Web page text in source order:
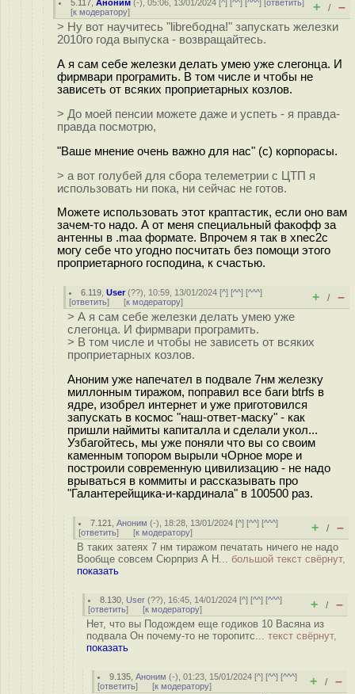
5.117 ,Аноним (-), 05:06, 13/01/2024 [^] [^^] [^^^] [ответить]
[к модератору] + / –
> Ну вот научитесь "libreбодна!" запускать железки
2010го года выпуска - возвращайтесь.
А я сам себе железки делать умею уже слегонца. И
фирмвари програмить. В том числе и чтобы не
зависеть от всяких проприетарных козлов.
> До моей пенсии можете даже и успеть - я правда-
правда посмотрю,
"Ваше мнение очень важно для нас" (c) корпорасы.
> а вот голубей для сбора телеметрии с ЦТП я
использовать ни пока, ни сейчас не готов.
Можете использовать этот краптастик, если оно вам
зачем-то надо. А от меня специальный факофф за
антенны в .maa формате. Впрочем я так в xnec2c
могу себе что угодно посчитать без помощи этого
проприетарного господина, к счастью.
6.119 ,User(??), 10:59, 13/01/2024 [^] [^^] [^^^]
[ответить] [к модератору] + / –
> А я сам себе железки делать умею уже
слегонца. И фирмвари програмить.
> В том числе и чтобы не зависеть от всяких
проприетарных козлов.
Аноним уже напечател в подвале 7нм железку
миллонным тиражом, поправил все баги btrfs в
ядре, изобрел интернет и уже приготовился
запускать в космос "наш-ответ-маску" - как
пришли наймиты капиталла и сделали укол...
Узбагойтесь, мы уже поняли что вы со своим
каменным топором вырыли чОрное море и
построили современную цивилизацию - не надо
врываться в коммиты и рассказывать про
"Галантерейщика-и-кардинала" в 100500 раз.
7.121 ,Аноним (-), 18:28, 13/01/2024 [^] [^^] [^^^]
[ответить] [к модератору] + / –
В таких затеях 7 нм тиражом печатать ничего не надо
Вообще совсем Сюрприз А H... большой текст свёрнут,
показать
8.130 User (??), 16:45, 14/01/2024 [^] [^^] [^^^]
[ответить] [к модератору] + / –
Нет, что вы Подождем еще годиков 10 Васяна из
подвала Он почему-то не торопитс... текст свёрнут,
показать
9.135 ,Аноним (-), 01:23, 15/01/2024 [^] [^^] [^^^]
[ответить] [к модератору] + / –